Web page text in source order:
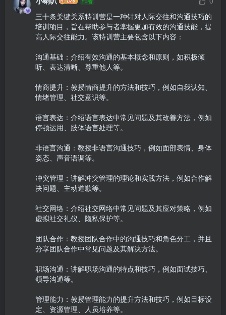
三十条关键关系特训营是一种针对人际交往和沟通技巧的
培训项目，旨在帮助参与者掌握更加有效的沟通技能，提
高人际交往能力。该特训营主要包含以下内容：
沟通基础：介绍有效沟通的基本概念和原则，如积极倾
听、表达清晰、尊重他人等。
情商提升：教授情商提升的方法和技巧，例如自我认知、
情绪管理、社交意识等。
语言表达：介绍语言表达中常见问题及其改善方法，例如
停顿运用、肢体语言处理等。
非语言沟通：教授非语言沟通技巧，例如面部表情、身体
姿态、声音语调等。
冲突管理：讲解冲突管理的理论和实践方法，例如合作解
决问题、主动道歉等。
社交网络：介绍社交网络中常见问题及其应对策略，例如
虚拟社交礼仪、隐私保护等。
团队合作：教授团队合作中的沟通技巧和角色分工，并且
分享团队合作中常见问题及其解决方法。
职场沟通：讲解职场沟通的特点和技巧，例如面试技巧、
领导沟通等。
管理能力：教授管理能力的提升方法和技巧，例如目标设
定、资源管理、人员培养等。